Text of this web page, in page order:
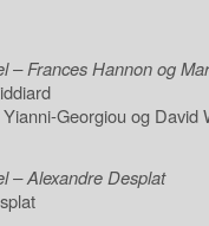
– Frances Hannon og
Georgiou og David
– Alexandre Desplat